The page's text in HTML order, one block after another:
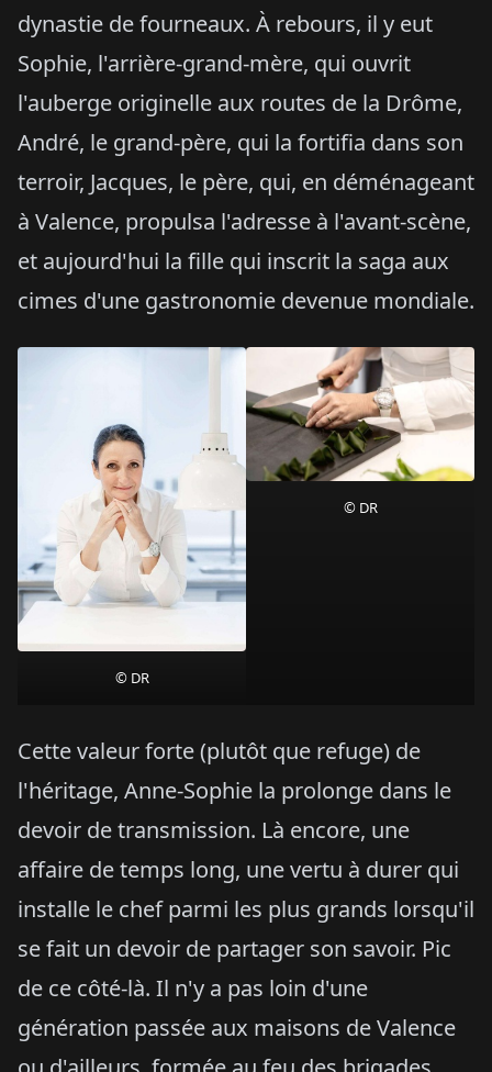
dynastie de fourneaux. À rebours, il y eut
Sophie, l'arrière-grand-mère, qui ouvrit
l'auberge originelle aux routes de la Drôme,
André, le grand-père, qui la fortifia dans son
terroir, Jacques, le père, qui, en déménageant
à Valence, propulsa l'adresse à l'avant-scène,
et aujourd'hui la fille qui inscrit la saga aux
cimes d'une gastronomie devenue mondiale.
© DR
© DR
Cette valeur forte (plutôt que refuge) de
l'héritage, Anne-Sophie la prolonge dans le
devoir de transmission. Là encore, une
affaire de temps long, une vertu à durer qui
installe le chef parmi les plus grands lorsqu'il
se fait un devoir de partager son savoir. Pic
de ce côté-là. Il n'y a pas loin d'une
génération passée aux maisons de Valence